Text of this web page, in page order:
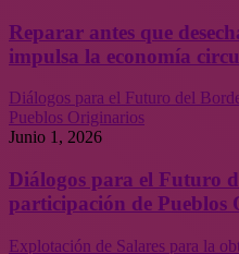
Reparar antes que
impulsa la economía
Diálogos para el Futuro del
Pueblos Originarios
Junio 1, 2026
Diálogos para el Futuro
participación de Pueblos
Explotación de Salares para la